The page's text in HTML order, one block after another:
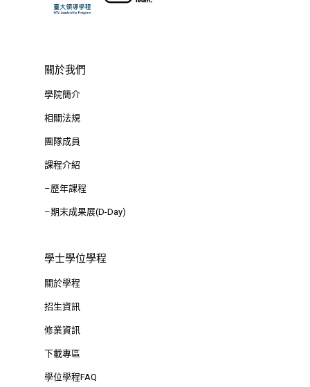
關於我們
學院簡介
相關法規
團隊成員
課程介紹
–歷年課程
–期末成果展(D-Day)
學士學位學程
關於學程
招生資訊
修業資訊
下載專區
學位學程FAQ